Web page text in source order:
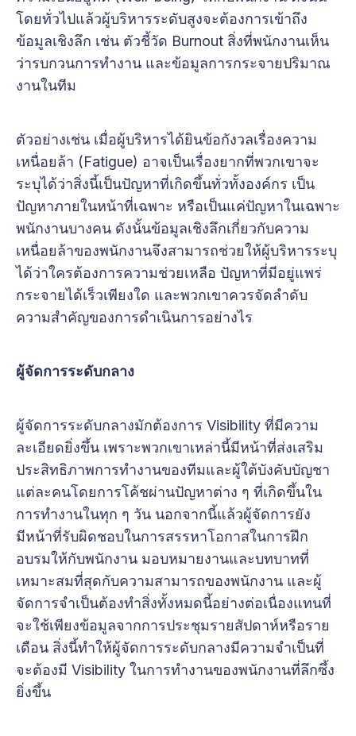
โดยทั่วไปแล้วผู้บริหารระดับสูงจะต้องการเข้าถึง
ข้อมูลเชิงลึก เช่น ตัวชี้วัด Burnout สิ่งที่พนักงานเห็น
ว่ารบกวนการทำงาน และข้อมูลการกระจายปริมาณ
งานในทีม
ตัวอย่างเช่น เมื่อผู้บริหารได้ยินข้อกังวลเรื่องความ
เหนื่อยล้า (Fatigue) อาจเป็นเรื่องยากที่พวกเขาจะ
ระบุได้ว่าสิ่งนี้เป็นปัญหาที่เกิดขึ้นทั่วทั้งองค์กร เป็น
ปัญหาภายในหน้าที่เฉพาะ หรือเป็นแค่ปัญหาในเฉพาะ
พนักงานบางคน ดังนั้นข้อมูลเชิงลึกเกี่ยวกับความ
เหนื่อยล้าของพนักงานจึงสามารถช่วยให้ผู้บริหารระบุ
ได้ว่าใครต้องการความช่วยเหลือ ปัญหาที่มีอยู่แพร่
กระจายได้เร็วเพียงใด และพวกเขาควรจัดลำดับ
ความสำคัญของการดำเนินการอย่างไร
ผู้จัดการระดับกลาง
ผู้จัดการระดับกลางมักต้องการ Visibility ที่มีความ
ละเอียดยิ่งขึ้น เพราะพวกเขาเหล่านี้มีหน้าที่ส่งเสริม
ประสิทธิภาพการทำงานของทีมและผู้ใต้บังคับบัญชา
แต่ละคนโดยการโค้ชผ่านปัญหาต่าง ๆ ที่เกิดขึ้นใน
การทำงานในทุก ๆ วัน นอกจากนี้แล้วผู้จัดการยัง
มีหน้าที่รับผิดชอบในการสรรหาโอกาสในการฝึก
อบรมให้กับพนักงาน มอบหมายงานและบทบาทที่
เหมาะสมที่สุดกับความสามารถของพนักงาน และผู้
จัดการจำเป็นต้องทำสิ่งทั้งหมดนี้อย่างต่อเนื่องแทนที่
จะใช้เพียงข้อมูลจากการประชุมรายสัปดาห์หรือราย
เดือน สิ่งนี้ทำให้ผู้จัดการระดับกลางมีความจำเป็นที่
จะต้องมี Visibility ในการทำงานของพนักงานที่ลึกซึ้ง
ยิ่งขึ้น